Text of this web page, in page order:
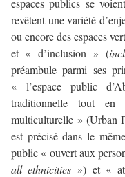
revêtent une variété
ou encore des espaces
et « d’inclusion » (
préambule parmi ses
« l’espace public
traditionnelle tout en
multiculturelle » (Urban
est précisé dans le
public « ouvert aux
all ethnicities ») et «